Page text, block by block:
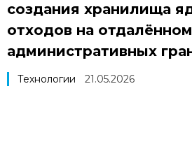
Последние
В деталях
создания хранилища
отходов на
административных
Технологии 21.05.2026